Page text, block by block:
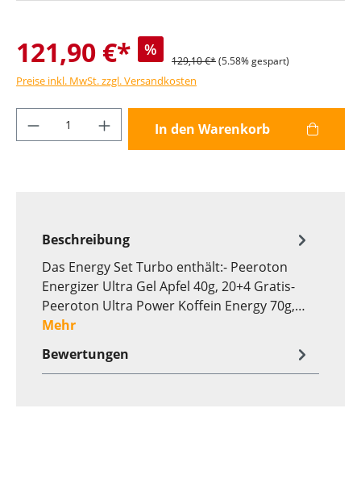
121,90 €* %
129,10 €*(5.58% gespart)
Preise inkl. MwSt. zzgl. Versandkosten
Produkt Anzahl: Gib den gewünschten
In den Warenkorb
Beschreibung
Das Energy Set Turbo enthält:- Peeroton
Energizer Ultra Gel Apfel 40g, 20+4 Gratis-
Peeroton Ultra Power Koffein Energy 70g,…
Mehr
Bewertungen